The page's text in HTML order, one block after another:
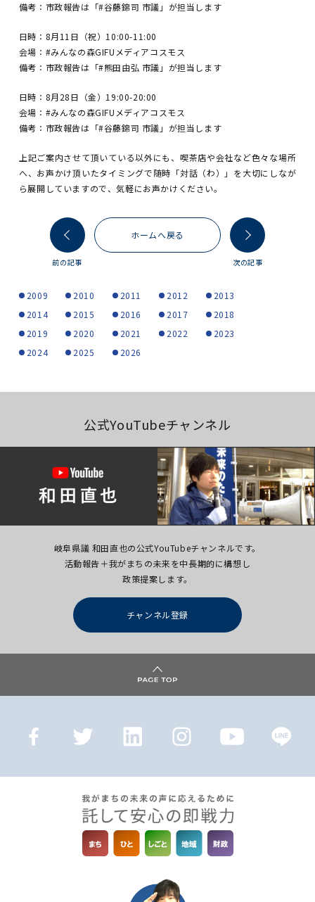
備考：市政報告は「#谷藤錦司 市議」が担当します
日時：8月11日（祝）10:00-11:00
会場：#みんなの森GIFUメディアコスモス
備考：市政報告は「#熊田由弘 市議」が担当します
日時：8月28日（金）19:00-20:00
会場：#みんなの森GIFUメディアコスモス
備考：市政報告は「#谷藤錦司 市議」が担当します
上記ご案内させて頂いている以外にも、喫茶店や会社など色々な場所
へ、お声かけ頂いたタイミングで随時「対話（わ）」を大切にしなが
ら展開していますので、気軽にお声かけください。
前の記事
ホームへ戻る
次の記事
2009 2010 2011 2012
2013
2014
2015 2016 2017
2018
2019
2020 2021 2022
2023
2024
2025 2026
公式YouTubeチャンネル
岐阜県議 和田直也の公式YouTubeチャンネルです。
活動報告＋我がまちの未来を中長期的に構想し
政策提案します。
チャンネル登録